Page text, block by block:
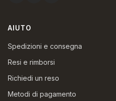
AIUTO
Spedizioni e consegna
Resi e rimborsi
Richiedi un reso
Metodi di pagamento